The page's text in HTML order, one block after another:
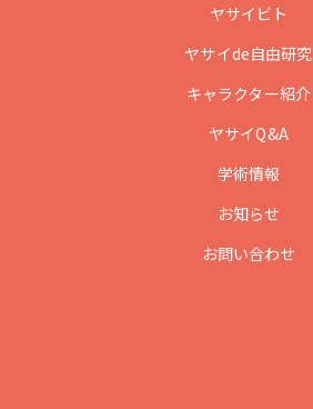
ヤサイビト
ヤサイde自由研究
キャラクター紹介
ヤサイQ&A
学術情報
お知らせ
お問い合わせ